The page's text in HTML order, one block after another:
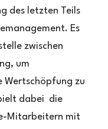
des letzten Teils
Es
zwischen
um
Wertschöpfung zu
dabei die
Mitarbeitern mit